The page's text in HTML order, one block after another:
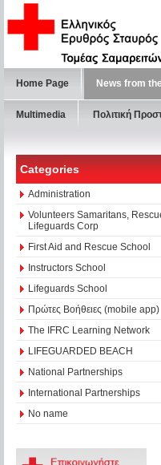
Home Page News from
Multimedia Πολιτική
Categories
Administration
Volunteers Samaritans,
Lifeguards Corp
First Aid and Rescue School
Instructors School
Lifeguards School
Πρώτες Βοήθειες (mobile app)
The IFRC Learning Network
LIFEGUARDED BEACH
National Partnerships
International Partnerships
No name